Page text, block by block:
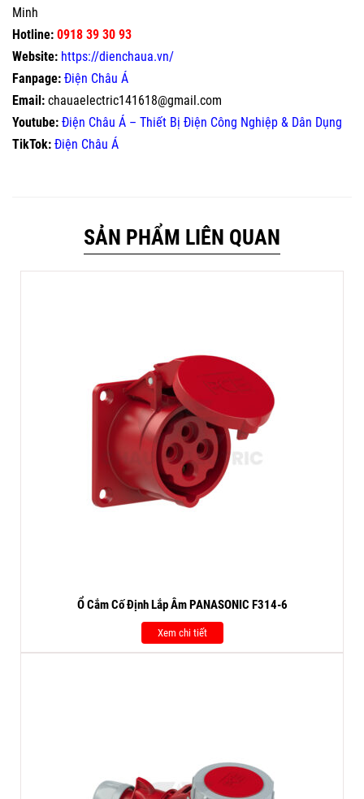
Minh
Hotline: 0918 39 30 93
Website: https://dienchaua.vn/
Fanpage: Điện Châu Á
Email: chauaelectric141618@gmail.com
Youtube: Điện Châu Á – Thiết Bị Điện Công Nghiệp & Dân Dụng
TikTok: Điện Châu Á
SẢN PHẨM LIÊN QUAN
Ổ Cắm Cố Định Lắp Âm PANASONIC F314-6
Xem chi tiết